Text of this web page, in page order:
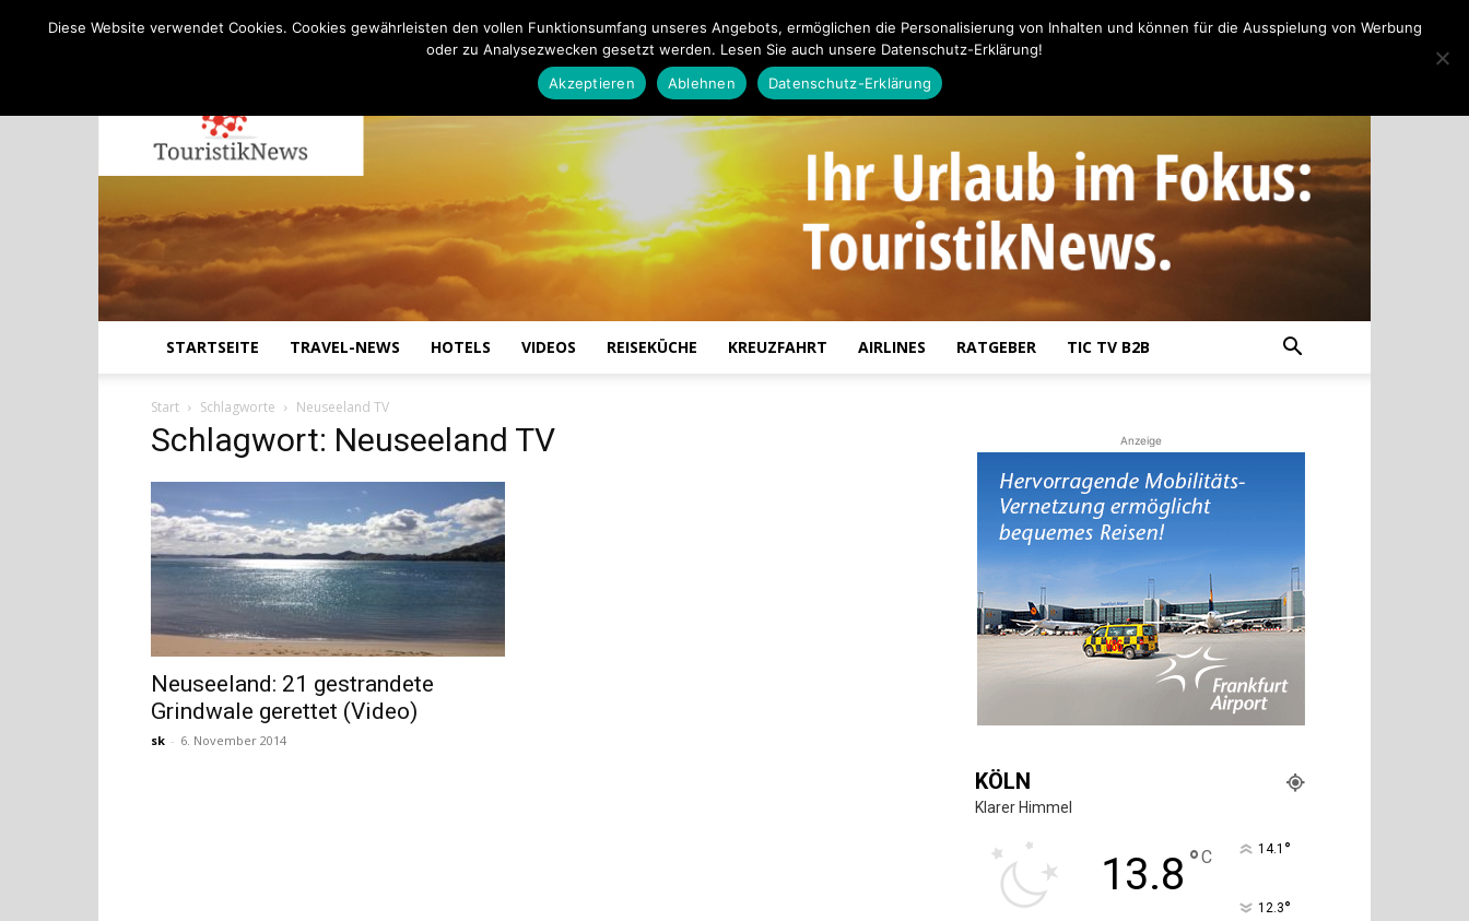
STARTSEITE TRAVEL-NEWS HOTELS VIDEOS REISEKÜCHE KREUZFAHRT AIRLINES RATGEBER TIC TV B2B
Start Schlagworte Neuseeland TV
Schlagwort: Neuseeland TV
Neuseeland: 21 gestrandete
Grindwale gerettet (Video)
sk - 6. November 2014
Anzeige
KÖLN
Klarer Himmel
13.8 °C 14.1 °
12.3°
Diese Website verwendet Cookies. Cookies gewährleisten den vollen Funktionsumfang unseres Angebots, ermöglichen die Personalisierung von Inhalten und können für die Ausspielung von Werbung
oder zu Analysezwecken gesetzt werden. Lesen Sie auch unsere Datenschutz-Erklärung!
Akzeptieren
Ablehnen Datenschutz-Erklärung